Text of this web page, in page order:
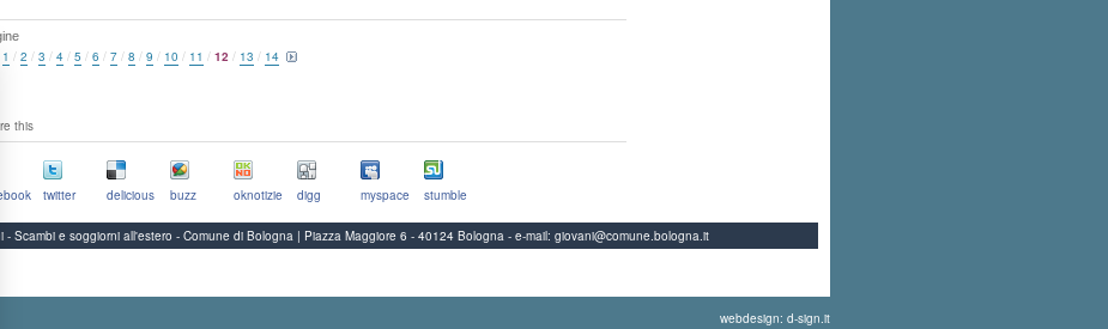
1 / 2 / 3 / 4 / 5 / 6 / 7 / 8 / 9 / 10 / 11 / 12 / 13 / 14
this
twitter delicious buzz oknotizie digg myspace stumble
- Scambi e soggiorni all'estero - Comune di Bologna | Piazza Maggiore 6 - 40124 Bologna - e-mail: giovani@comune.bologna.it
webdesign: d-sign.it